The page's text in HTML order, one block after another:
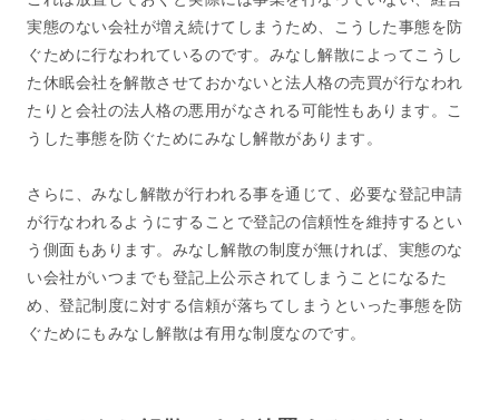
実態のない会社が増え続けてしまうため、こうした事態を防
ぐために行なわれているのです。みなし解散によってこうし
た休眠会社を解散させておかないと法人格の売買が行なわれ
たりと会社の法人格の悪用がなされる可能性もあります。こ
うした事態を防ぐためにみなし解散があります。
さらに、みなし解散が行われる事を通じて、必要な登記申請
が行なわれるようにすることで登記の信頼性を維持するとい
う側面もあります。みなし解散の制度が無ければ、実態のな
い会社がいつまでも登記上公示されてしまうことになるた
め、登記制度に対する信頼が落ちてしまうといった事態を防
ぐためにもみなし解散は有用な制度なのです。